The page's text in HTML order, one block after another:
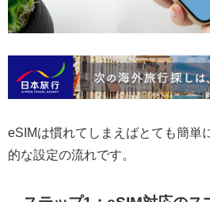
eSIMは慣れてしまえばとても簡単
的な設定の流れです。